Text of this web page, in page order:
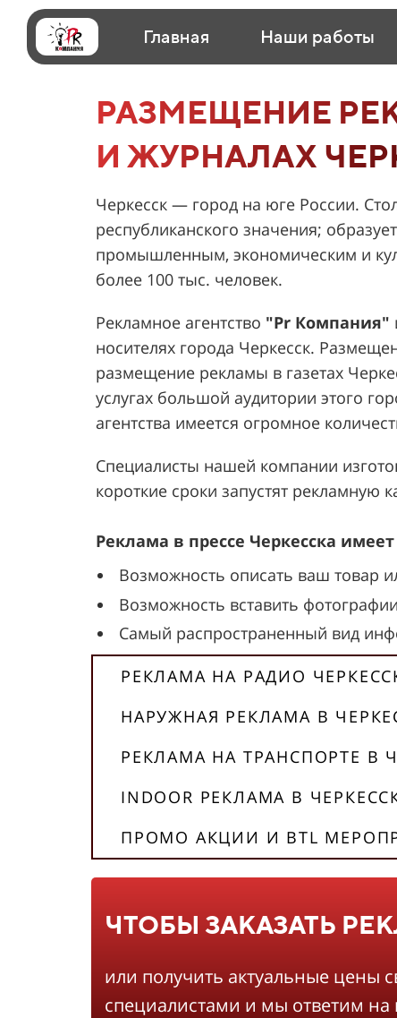
Главная Наши работы
РАЗМЕЩЕНИЕ
И ЖУРНАЛАХ
Черкесск — город на юге России.
республиканского значения;
промышленным, экономическим и
более 100 тыс. человек.
Рекламное агентство "Pr Компания"
носителях города Черкесск.
размещение рекламы в газетах
услугах большой аудитории этого
агентства имеется огромное
Специалисты нашей компании
короткие сроки запустят рекламную
Реклама в прессе Черкесска
Возможность описать ваш товар
Возможность вставить
Самый распространенный вид
РЕКЛАМА НА РАДИО
НАРУЖНАЯ РЕКЛАМА В
РЕКЛАМА НА ТРАНСПОРТЕ В
INDOOR РЕКЛАМА В
ПРОМО АКЦИИ И BTL
ЧТОБЫ ЗАКАЗАТЬ
или получить актуальные цены
специалистами и мы ответим